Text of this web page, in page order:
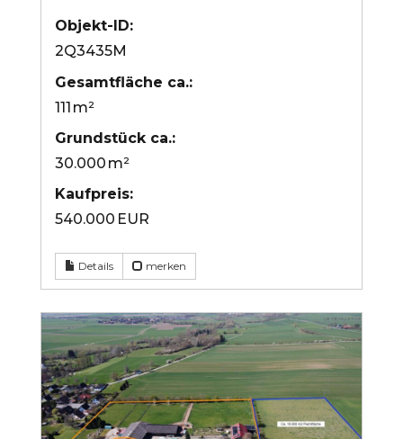
Objekt-ID:
2Q3435M
Gesamtfläche ca.:
111 m²
Grund­stück ca.:
30.000 m²
Kaufpreis:
540.000 EUR
Details merken